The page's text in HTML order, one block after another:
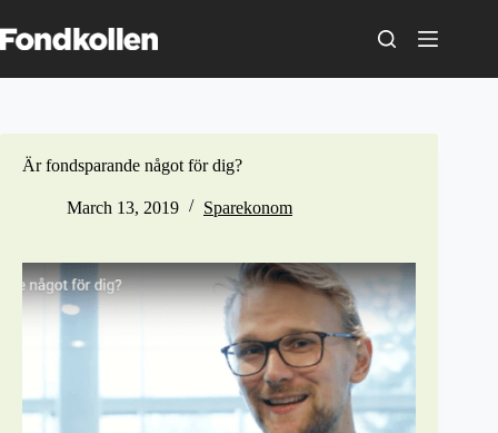
to
content
Är fondsparande något för dig?
March 13, 2019 Sparekonom